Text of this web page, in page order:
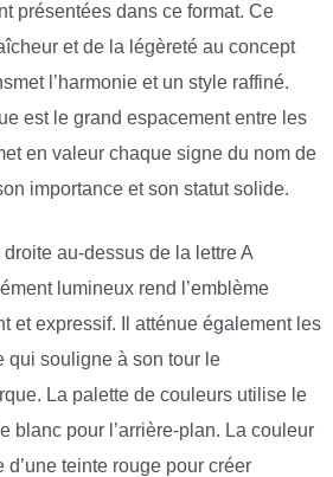
présentées dans ce format. Ce
et de la légèreté au concept
l’harmonie et un style raffiné.
est le grand espacement entre les
en valeur chaque signe du nom de
importance et son statut solide.
au-dessus de la lettre A
lumineux rend l’emblème
et expressif. Il atténue également les
qui souligne à son tour le
La palette de couleurs utilise le
blanc pour l’arrière-plan. La couleur
teinte rouge pour créer